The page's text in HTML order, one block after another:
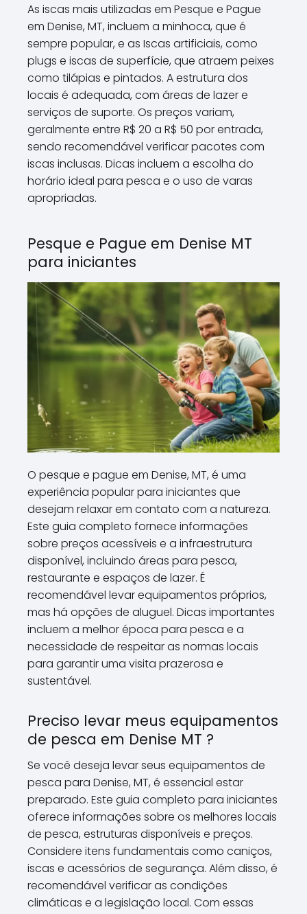
As iscas mais utilizadas em Pesque e Pague
em Denise, MT, incluem a minhoca, que é
sempre popular, e as Iscas artificiais, como
plugs e iscas de superfície, que atraem peixes
como tilápias e pintados. A estrutura dos
locais é adequada, com áreas de lazer e
serviços de suporte. Os preços variam,
geralmente entre R$ 20 a R$ 50 por entrada,
sendo recomendável verificar pacotes com
iscas inclusas. Dicas incluem a escolha do
horário ideal para pesca e o uso de varas
apropriadas.
Pesque e Pague em Denise MT
para iniciantes
O pesque e pague em Denise, MT, é uma
experiência popular para iniciantes que
desejam relaxar em contato com a natureza.
Este guia completo fornece informações
sobre preços acessíveis e a infraestrutura
disponível, incluindo áreas para pesca,
restaurante e espaços de lazer. É
recomendável levar equipamentos próprios,
mas há opções de aluguel. Dicas importantes
incluem a melhor época para pesca e a
necessidade de respeitar as normas locais
para garantir uma visita prazerosa e
sustentável.
Preciso levar meus equipamentos
de pesca em Denise MT ?
Se você deseja levar seus equipamentos de
pesca para Denise, MT, é essencial estar
preparado. Este guia completo para iniciantes
oferece informações sobre os melhores locais
de pesca, estruturas disponíveis e preços.
Considere itens fundamentais como caniços,
iscas e acessórios de segurança. Além disso, é
recomendável verificar as condições
climáticas e a legislação local. Com essas